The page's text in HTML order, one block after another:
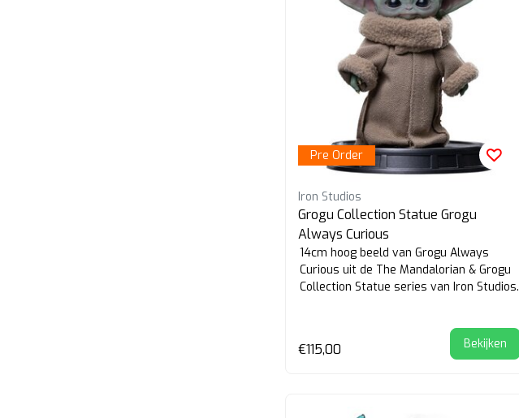
Pre Order
Iron Studios
Grogu Collection Statue Grogu
Always Curious
14cm hoog beeld van Grogu Always
Curious uit de The Mandalorian & Grogu
Collection Statue series van Iron Studios.
€115,00 Bekijken